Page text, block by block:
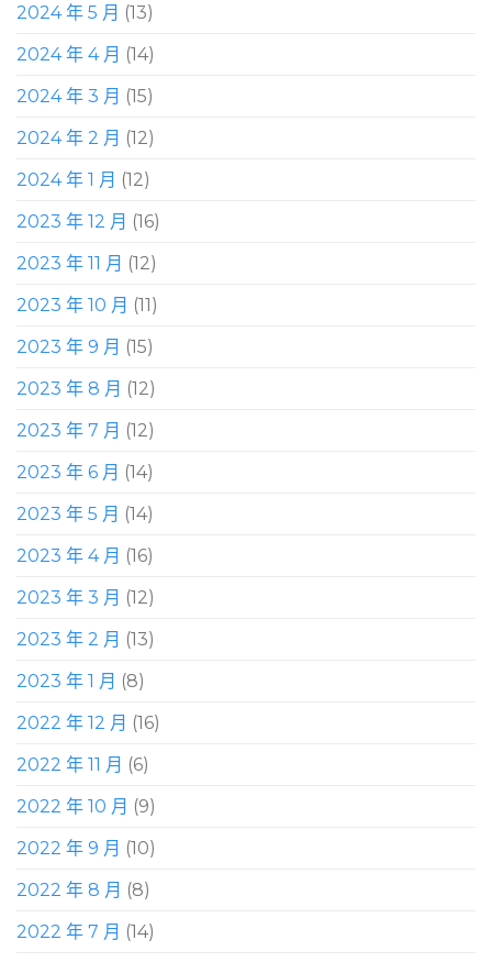
2024 年 5 月 (13)
2024 年 4 月 (14)
2024 年 3 月 (15)
2024 年 2 月 (12)
2024 年 1 月 (12)
2023 年 12 月 (16)
2023 年 11 月 (12)
2023 年 10 月 (11)
2023 年 9 月 (15)
2023 年 8 月 (12)
2023 年 7 月 (12)
2023 年 6 月 (14)
2023 年 5 月 (14)
2023 年 4 月 (16)
2023 年 3 月 (12)
2023 年 2 月 (13)
2023 年 1 月 (8)
2022 年 12 月 (16)
2022 年 11 月 (6)
2022 年 10 月 (9)
2022 年 9 月 (10)
2022 年 8 月 (8)
2022 年 7 月 (14)